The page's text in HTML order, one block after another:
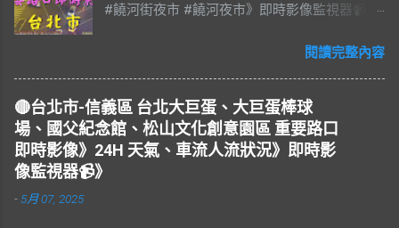
#饒河街夜市 #饒河夜市》即時影像監視器📹》
直播 #即時路況 #即時影像監視器 #饒河夜市即
市 #臺北市 #台北市 #松山車站 #觀光夜市 #松
山區 #松山慈祐宮 #台灣夜市 #夜市 #台北市即
時影像 #JAZZ #JAZZY #爵士樂 #Blues #藍調
#R&B & #Soul #節奏藍調 #靈魂樂 #music #音
閱讀完整內容
🔴台北市-信義區 台北大巨蛋、大巨蛋棒球
場、國父紀念館、松山文化創意園區 重要路口
即時影像》24H 天氣、車流人流狀況》即時影
像監視器📹》
- 5月 07, 2025